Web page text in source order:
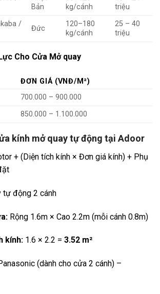
Bản
kg/cánh
triệu
/
Đức
120–180
kg/cánh
25 – 40
triệu
Cho Cửa Mở quay
ĐƠN GIÁ (VNĐ/M²)
700.000 – 900.000
850.000 – 1.100.000
kính mở quay tự động tại Adoor
+ (Diện tích kính × Đơn giá kính) + Phụ
tự động 2 cánh
Rộng 1.6m × Cao 2.2m (mỗi cánh 0.8m)
kính:1.6 × 2.2 = 3.52 m²
(dành cho cửa 2 cánh) –